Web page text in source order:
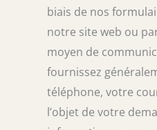
biais de nos
notre site web ou
moyen de
fournissez
téléphone, votre
l’objet de votre